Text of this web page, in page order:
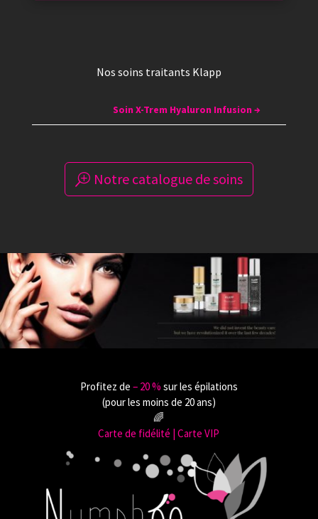
Nos soins traitants Klapp
Soin X-Trem Hyaluron Infusion →
Notre catalogue de soins
Profitez de ‒ 20 % sur les épilations
(pour les moins de 20 ans)
🌈
Carte de fidélité | Carte VIP